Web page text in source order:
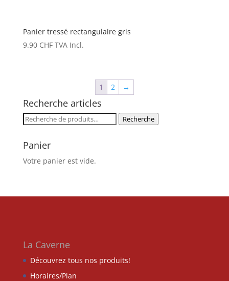
Panier tressé rectangulaire gris
9.90 CHF TVA Incl.
1 2 →
Recherche articles
Recherche
Recherche
Panier
Votre panier est vide.
La Caverne
Découvrez tous nos produits!
Horaires/Plan